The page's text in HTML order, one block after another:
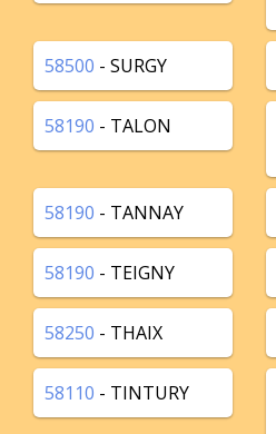
58500 - SURGY
58190 - TALON
58190 - TANNAY
58190 - TEIGNY
58250 - THAIX
58110 - TINTURY